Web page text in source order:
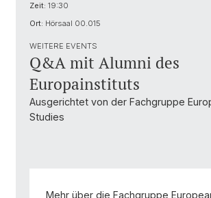
Zeit: 19:30
Ort: Hörsaal 00.015
WEITERE EVENTS
Q&A mit Alumni des
Europainstituts
Ausgerichtet von der Fachgruppe
Studies
Mehr über die Fachgruppe